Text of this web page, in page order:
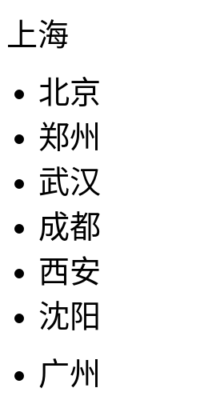
上海
北京
郑州
武汉
成都
西安
沈阳
广州